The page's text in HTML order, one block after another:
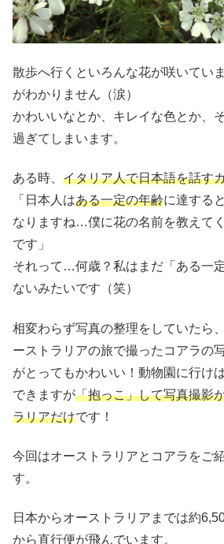
散歩へ行くといろんな花が咲いてい
がわかりません（涙）
かわいいなとか、キレイな色とか、
過ぎてしまいます。
ある時、 イタリア人で日本語を話す
「日本人はある一定の年齢に達する
なりますね…僕に花の名前を教えて
です」
それって…何歳？私はまだ「ある一
ないみたいです（笑）
相変わらず写真の整理をしていたら
ーストラリアの旅で撮ったコアラの
がとってもかわいい！動物園に行け
できますが「抱っこ」して写真撮影
ラリアだけです！
今回はオーストラリアとコアラをご
す。
日本からオーストラリアまでは約
から直行便が飛んでいます。